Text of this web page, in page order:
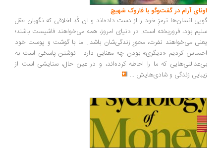
اونای آرام در گفت‌وگو با فاروک شهیچ‭
گویی انسان‌ها ترمزِ خود را از دست داده‌اند و آن کُدِ اخلاقی که نگهبان عقل
سلیم بود، فروریخته است. در دنیای امروز، همه می‌خواهند فاشیست باشند؛
یعنی می‌خواهند نفرت، محورِ زندگی‌شان باشد... ما با گوشت و پوست خود
احساس کردیم «دیگری» بودن چه معنایی دارد... نوشتن پاسخی است به
بی‌عدالتی‌هایی که ما را احاطه کرده‌اند، و در عین حال، ستایشی است از
زیبایی زندگی و شادی‌هایش ...